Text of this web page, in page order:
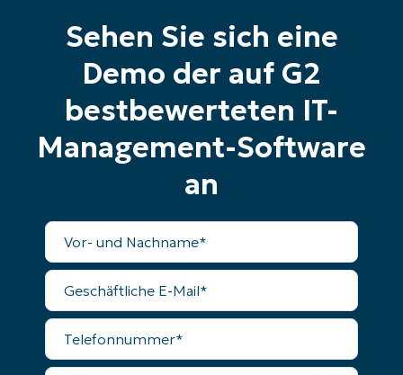
Sehen Sie sich eine
Demo der auf G2
bestbewerteten IT-
Management-Software
an
Vollständiger
Name
Geschäftliche
Mail
Telefonnummer
Phone
number*
Company
name*